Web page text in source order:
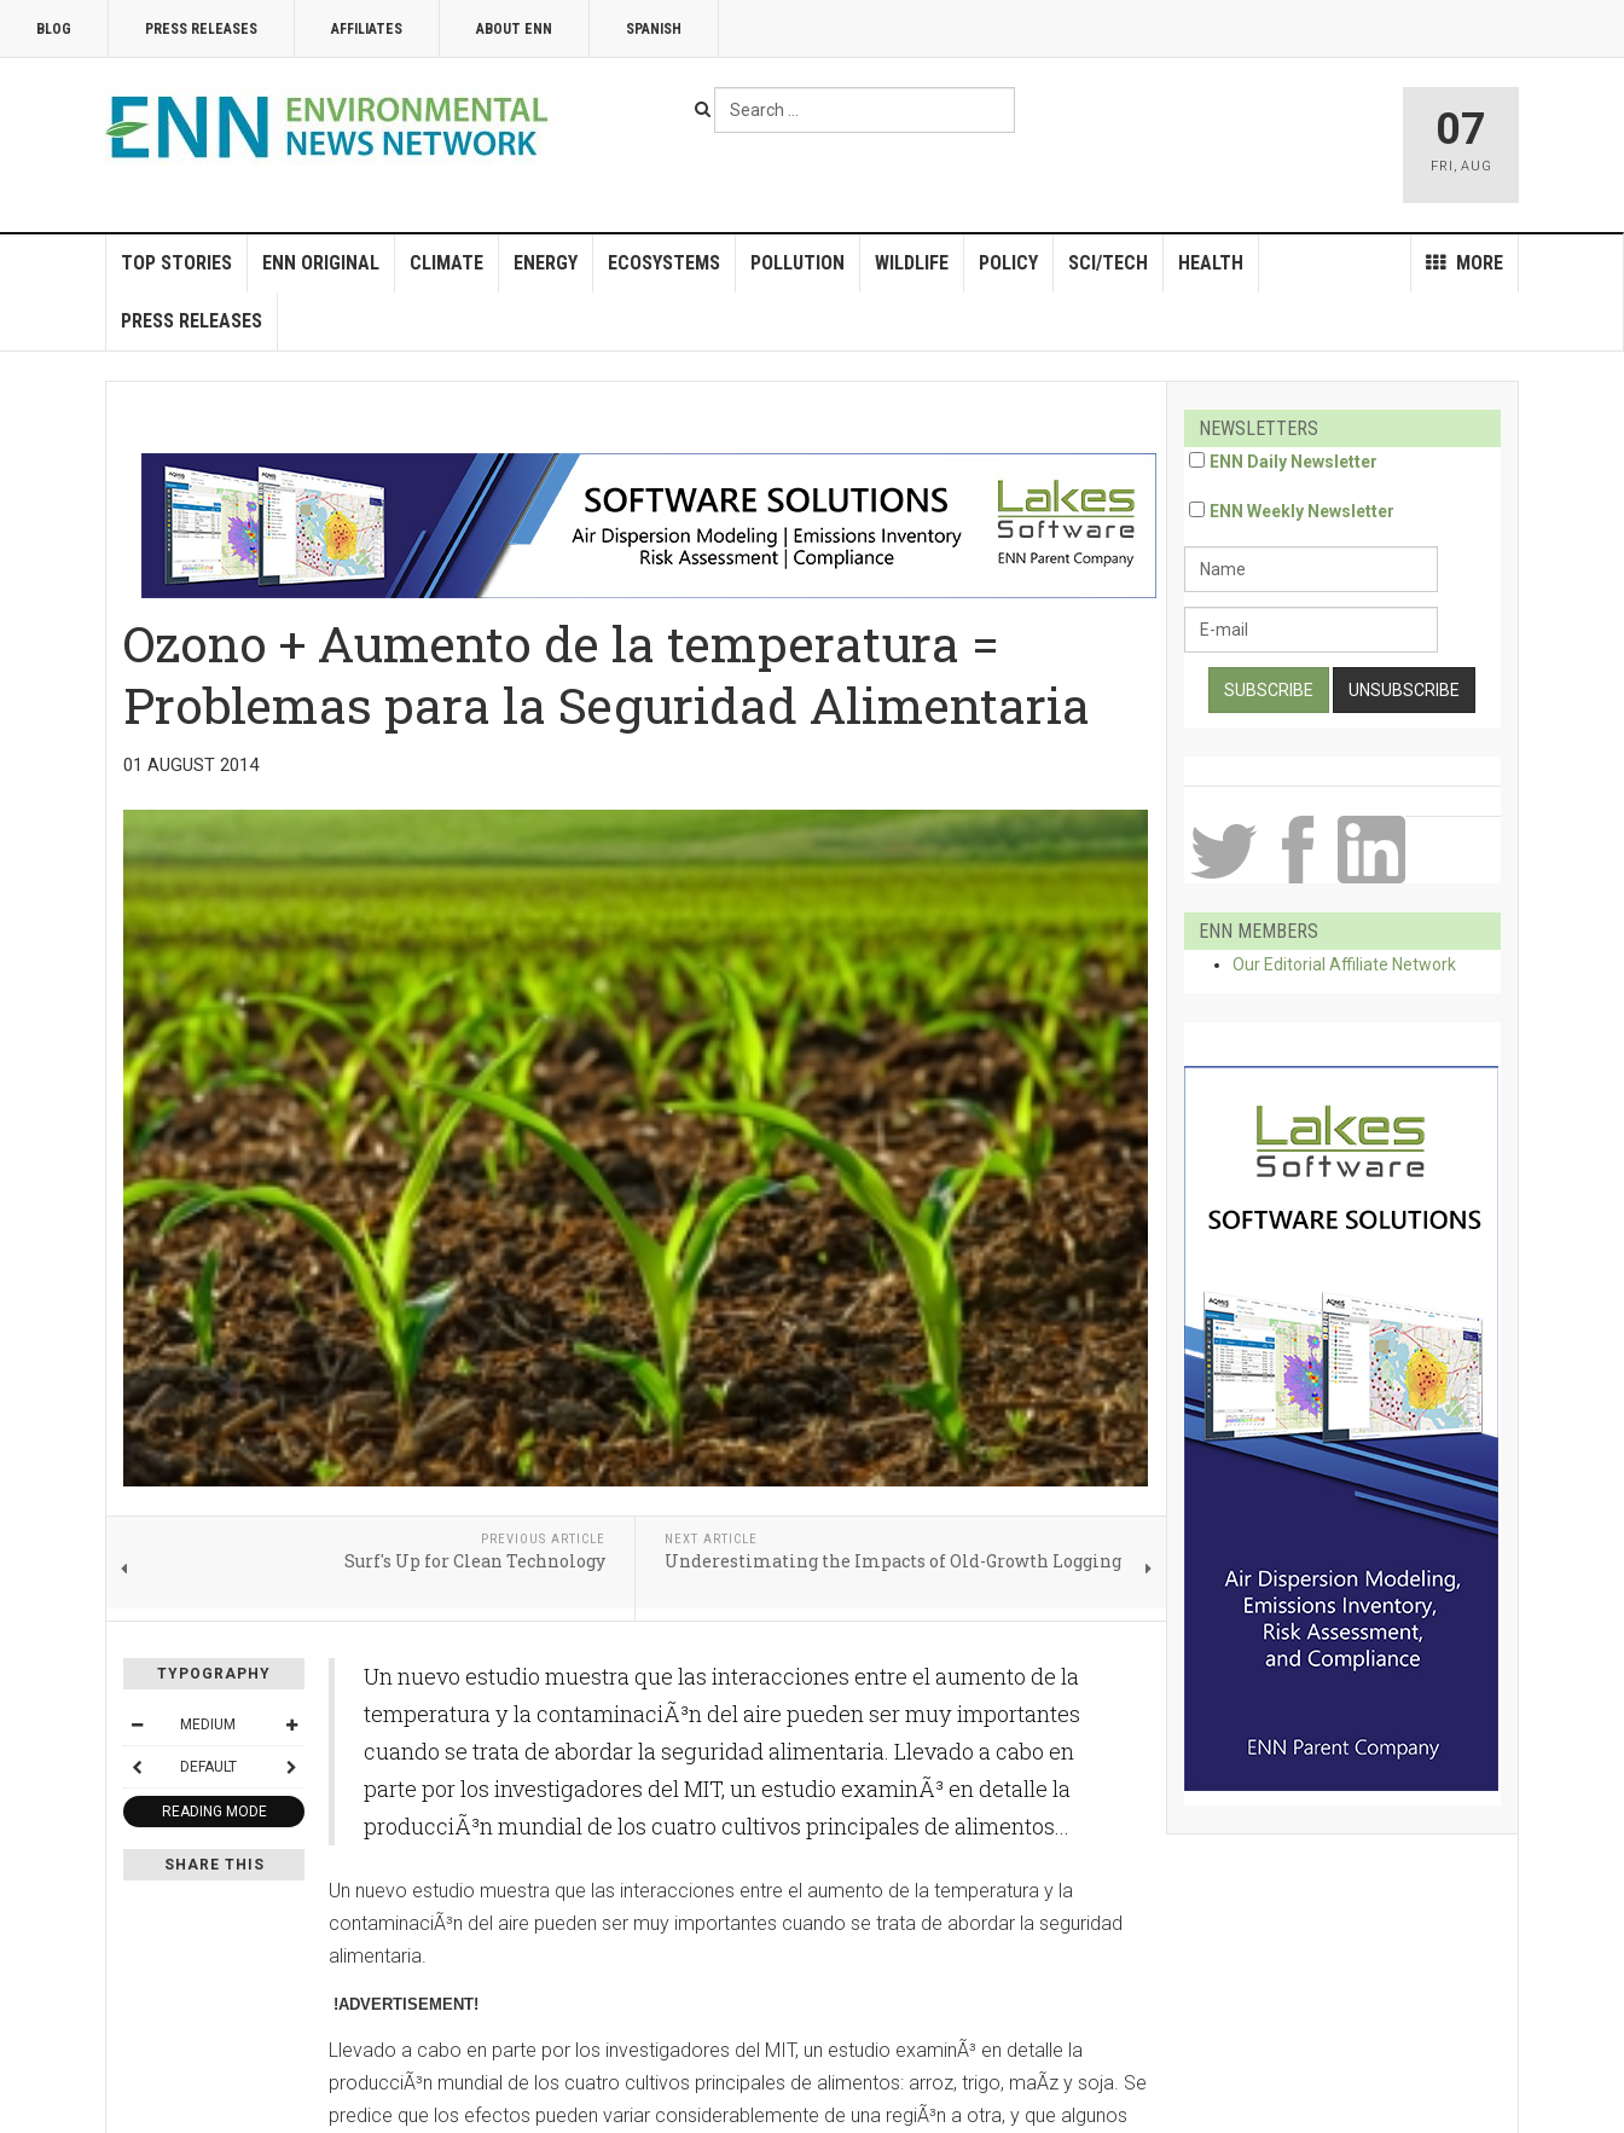
BLOG PRESS RELEASES AFFILIATES ABOUT ENN SPANISH
Search
...
07
FRI , AUG
TOP STORIES ENN ORIGINAL CLIMATE ENERGY ECOSYSTEMS POLLUTION WILDLIFE POLICY MORE
SCI/TECH HEALTH
PRESS RELEASES
Ozono + Aumento de la temperatura =
Problemas para la Seguridad Alimentaria
01 AUGUST 2014
PREVIOUS ARTICLE
Surf's Up for Clean Technology
NEXT ARTICLE
Underestimating the Impacts of Old-Growth Logging
TYPOGRAPHY
MEDIUM
DEFAULT
READING MODE
SHARE THIS
Un nuevo estudio muestra que las interacciones entre el aumento de la
temperatura y la contaminaciÃ³n del aire pueden ser muy importantes
cuando se trata de abordar la seguridad alimentaria. Llevado a cabo en
parte por los investigadores del MIT, un estudio examinÃ³ en detalle la
producciÃ³n mundial de los cuatro cultivos principales de alimentos...
Un nuevo estudio muestra que las interacciones entre el aumento de la temperatura y la
contaminaciÃ³n del aire pueden ser muy importantes cuando se trata de abordar la seguridad
alimentaria.
!ADVERTISEMENT!
Llevado a cabo en parte por los investigadores del MIT, un estudio examinÃ³ en detalle la
producciÃ³n mundial de los cuatro cultivos principales de alimentos: arroz, trigo, maÃ­z y soja. Se
predice que los efectos pueden variar considerablemente de una regiÃ³n a otra, y que algunos
NEWSLETTERS
ENN Daily Newsletter
ENN Weekly Newsletter
ENN MEMBERS
Our Editorial Affiliate Network